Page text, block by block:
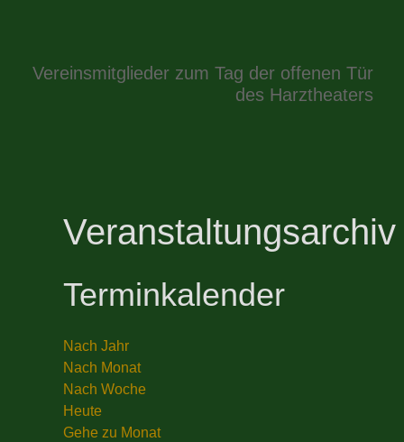
Vereinsmitglieder zum Tag der offenen Tür
des Harztheaters
Veranstaltungsarchiv
Terminkalender
Nach Jahr
Nach Monat
Nach Woche
Heute
Gehe zu Monat